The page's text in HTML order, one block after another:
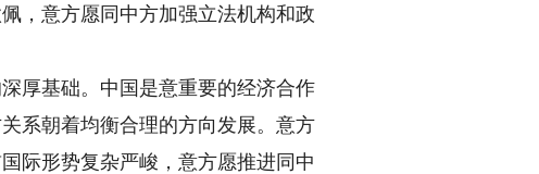
，意方愿同中方加强立法机构和政
厚基础。中国是意重要的经济合作
系朝着均衡合理的方向发展。意方
际形势复杂严峻，意方愿推进同中